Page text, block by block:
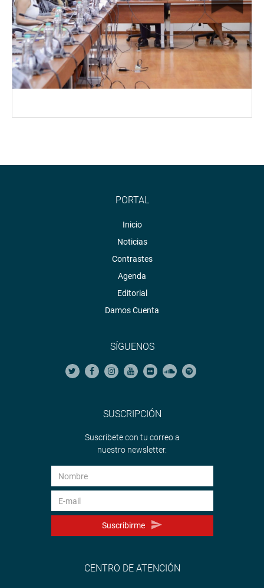
PORTAL
Inicio
Noticias
Contrastes
Agenda
Editorial
Damos Cuenta
SÍGUENOS
SUSCRIPCIÓN
Suscríbete con tu correo a
nuestro newsletter.
Suscribirme
CENTRO DE ATENCIÓN